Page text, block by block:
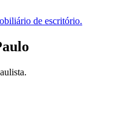
de escritório.